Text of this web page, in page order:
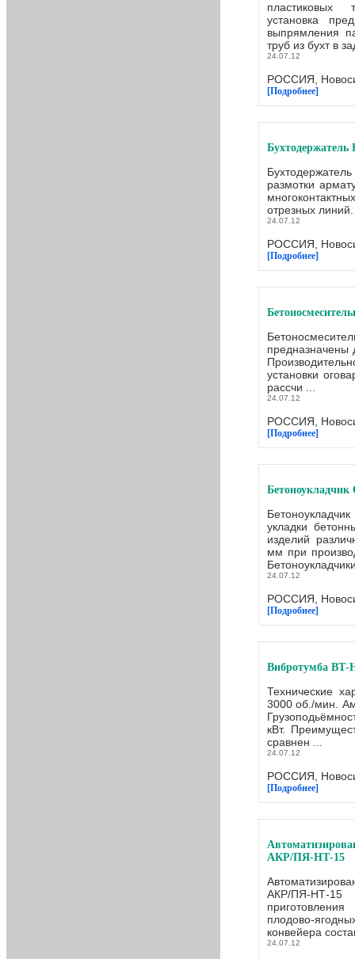
пластиковых
установка
выпрямления
труб из бухт в
24.07.12
РОССИЯ,
[Подробнее]
Бухтодержатель
размотки
отрезных линий.
24.07.12
РОССИЯ,
[Подробнее]
предназначены
установки
рассчи ...
24.07.12
РОССИЯ,
[Подробнее]
укладки
изделий
мм при
24.07.12
РОССИЯ,
[Подробнее]
Вибротумба ВТ-
Технические
3000 об./мин.
кВт.
сравнен ...
24.07.12
РОССИЯ,
[Подробнее]
АКР/ПЯ-НТ-15
АКР/ПЯ-НТ-
плодово-
конвейера
24.07.12